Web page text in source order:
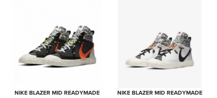
NIKE BLAZER MID READYMADE
NIKE BLAZER MID READYMADE